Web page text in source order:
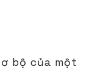
bộ của một